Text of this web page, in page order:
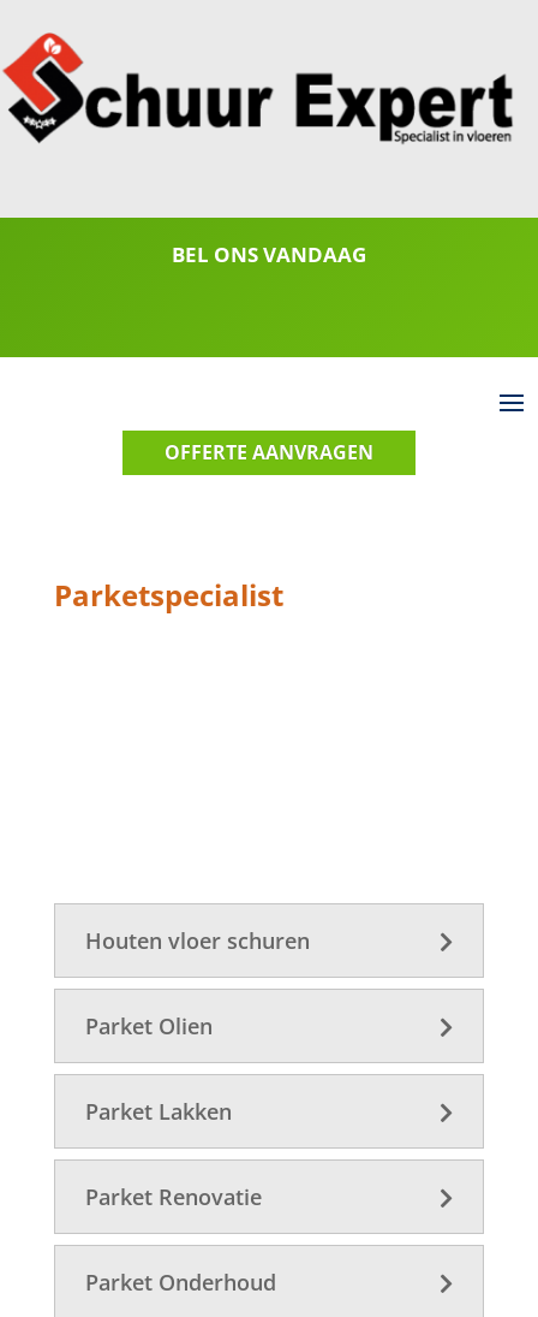
BEL ONS VANDAAG
OFFERTE AANVRAGEN
Parketspecialist
Houten vloer schuren
Parket Olien
Parket Lakken
Parket Renovatie
Parket Onderhoud